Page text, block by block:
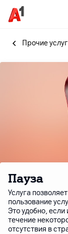
Прочие
Пауза
Услуга
пользование
Это удобно,
течение
отсутствия в